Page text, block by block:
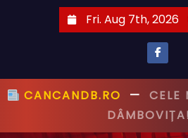
Fri. Aug 7th, 2026
CANCANDB.RO—
PRIMUL CU